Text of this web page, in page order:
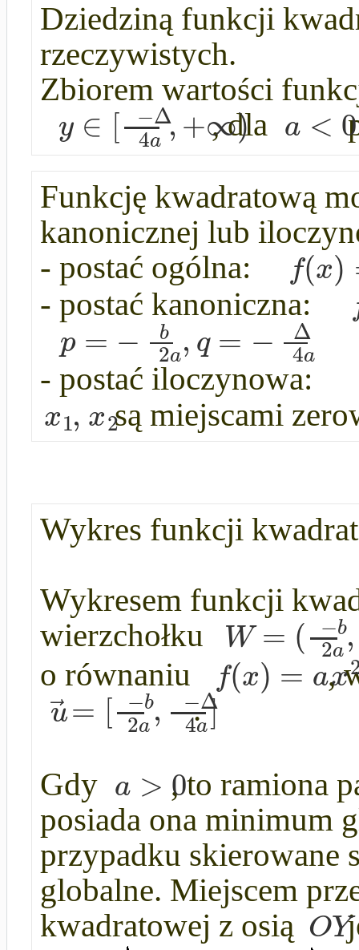
Dziedziną funkcji
rzeczywistych.
Zbiorem wartości
y ∈ [ −Δ
4a ,+∞)
, dla a < 0
Funkcję kwadratową
kanonicznej lub
- postać ogólna:
f(x)
- postać kanoniczna:
p = − b
2a, q = − Δ
4a
- postać iloczynowa:
x1, x2
są miejscami
Wykres funkcji
Wykresem funkcji
wierzchołku
W = ( −b
2a,
o równaniu f(x) = ax
,
u⃗= [ −b
2a, −Δ
4a]
.
Gdy a > 0
, to ramiona
posiada ona minimum
przypadku skierowane
globalne. Miejscem
kwadratowej z osią OY